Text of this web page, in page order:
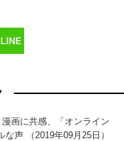
画に共感、「オンライン
声 （2019年09月25日）